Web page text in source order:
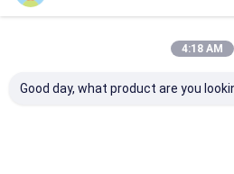
4:18 AM
Good day, what product are you